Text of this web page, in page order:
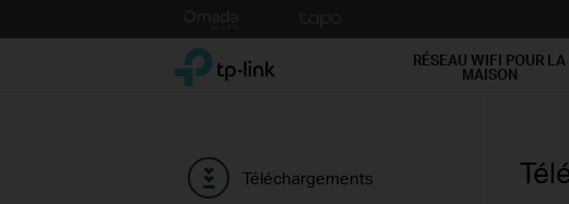
to
TP-Link, Reliably Smart RÉSEAU WIFI POUR LA
MAISON
Téléchargements